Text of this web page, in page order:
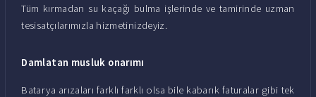
Tüm kırmadan su kaçağı bulma işlerinde ve tamirinde uzman
tesisatçılarımızla hizmetinizdeyiz.
Damlatan musluk onarımı
Batarya arızaları farklı farklı olsa bile kabarık faturalar gibi tek